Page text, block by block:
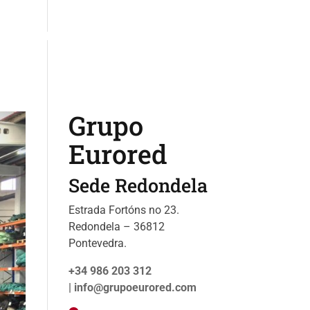
Catalogo
Grupo
Eurored
Sede Redondela
Estrada Fortóns no 23.
Redondela – 36812
Pontevedra.
+34 986 203 312
| info@grupoeurored.com